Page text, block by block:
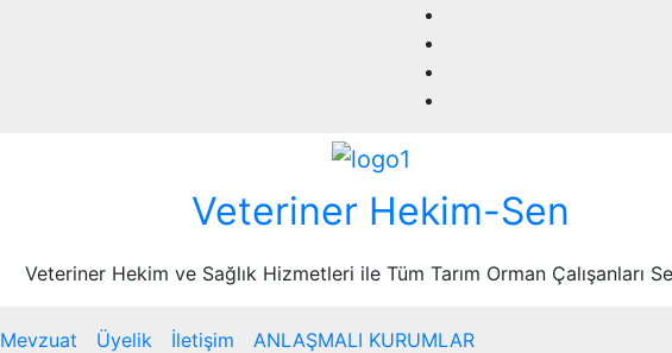
Veteriner Hekim-Sen
Veteriner Hekim ve Sağlık Hizmetleri ile Tüm Tarım Orman Çalışanları
Mevzuat Üyelik İletişim ANLAŞMALI KURUMLAR